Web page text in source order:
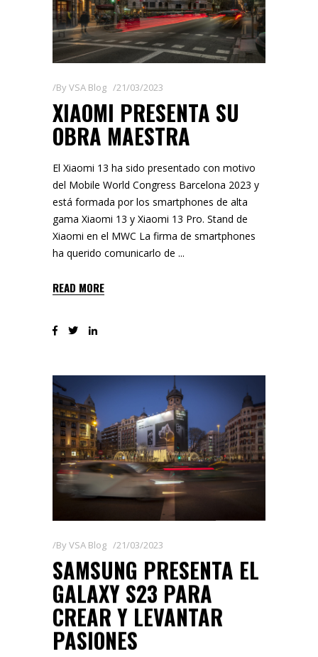
ByVSA Blog 21/03/2023
XIAOMI PRESENTA SU
OBRA MAESTRA
El Xiaomi 13 ha sido presentado con motivo
del Mobile World Congress Barcelona 2023 y
está formada por los smartphones de alta
gama Xiaomi 13 y Xiaomi 13 Pro. Stand de
Xiaomi en el MWC La firma de smartphones
ha querido comunicarlo de
READ MORE
ByVSA Blog 21/03/2023
SAMSUNG PRESENTA EL
GALAXY S23 PARA
CREAR Y LEVANTAR
PASIONES